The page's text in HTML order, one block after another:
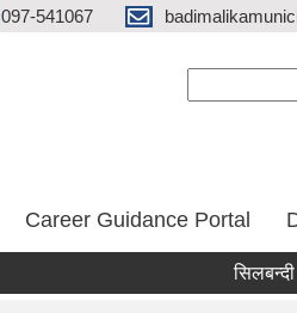
097-541067
Career Guidance Portal
सिलबन्दी